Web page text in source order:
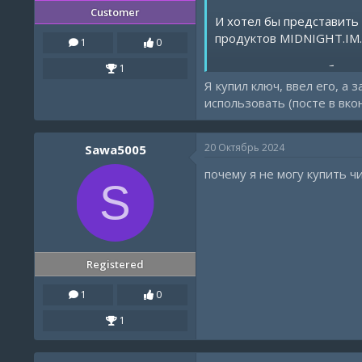
Customer
1
0
1
И хотел бы представить
продуктов MIDNIGHT.IM.
Почему стоит выбрать
Разнообразие
Широкий
Удобные способы
Я купил ключ, ввел его, а
использовать (посте в
Sawa5005
S
Registered
1
0
1
20 Октябрь 2024
почему я не могу купить